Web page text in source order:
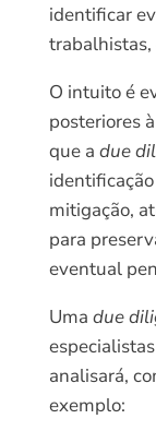
identificar
trabalhistas,
O intuito é
posteriores
que a due
mitigação,
para
eventual
Uma due
analisará,
exemplo: